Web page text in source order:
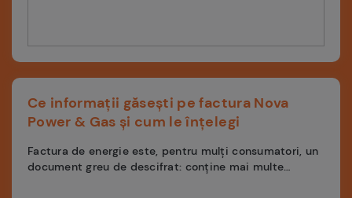
Ce informații găsești pe factura Nova
Power & Gas și cum le înțelegi
Factura de energie este, pentru mulți consumatori, un
document greu de descifrat: conține mai multe